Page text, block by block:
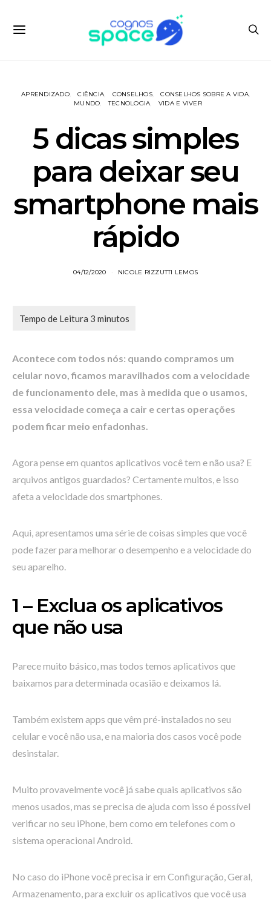
APRENDIZADO CIÊNCIA CONSELHOS
CONSELHOS SOBRE A VIDA
MUNDO
TECNOLOGIA VIDA E VIVER
5 dicas simples
para deixar seu
smartphone mais
rápido
04/12/2020 NICOLE RIZZUTTI LEMOS
Acontece com todos nós: quando compramos um
celular novo, ficamos maravilhados com a velocidade
de funcionamento dele, mas à medida que o usamos,
essa velocidade começa a cair e certas operações
podem ficar meio enfadonhas.
Agora pense em quantos aplicativos você tem e não usa? E
arquivos antigos guardados? Certamente muitos, e isso
afeta a velocidade dos smartphones.
Aqui, apresentamos uma série de coisas simples que você
pode fazer para melhorar o desempenho e a velocidade do
seu aparelho.
1 – Exclua os aplicativos
que não usa
Parece muito básico, mas todos temos aplicativos que
baixamos para determinada ocasião e deixamos lá.
Também existem apps que vêm pré-instalados no seu
celular e você não usa, e na maioria dos casos você pode
desinstalar.
Muito provavelmente você já sabe quais aplicativos são
menos usados, mas se precisa de ajuda com isso é possível
verificar no seu iPhone, bem como em telefones com o
sistema operacional Android.
No caso do iPhone você precisa ir em Configuração, Geral,
Armazenamento, para excluir os aplicativos que você usa